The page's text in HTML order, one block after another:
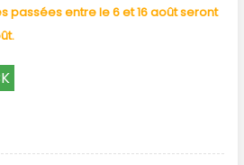
passées entre le 6 et 16 août seront